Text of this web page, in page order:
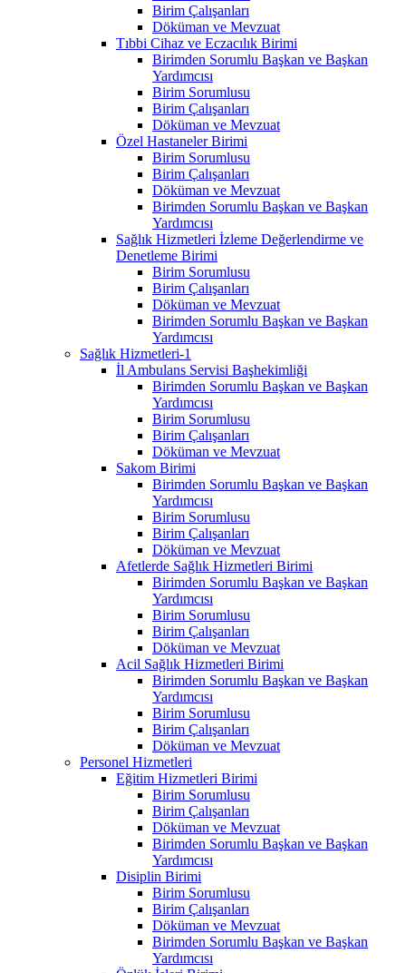
Birim Çalışanları
Döküman ve Mevzuat
Tıbbi Cihaz ve Eczacılık Birimi
Birimden Sorumlu Başkan ve Başkan
Yardımcısı
Birim Sorumlusu
Birim Çalışanları
Döküman ve Mevzuat
Özel Hastaneler Birimi
Birim Sorumlusu
Birim Çalışanları
Döküman ve Mevzuat
Birimden Sorumlu Başkan ve Başkan
Yardımcısı
Sağlık Hizmetleri İzleme Değerlendirme ve
Denetleme Birimi
Birim Sorumlusu
Birim Çalışanları
Döküman ve Mevzuat
Birimden Sorumlu Başkan ve Başkan
Yardımcısı
Sağlık Hizmetleri-1
İl Ambulans Servisi Başhekimliği
Birimden Sorumlu Başkan ve Başkan
Yardımcısı
Birim Sorumlusu
Birim Çalışanları
Döküman ve Mevzuat
Sakom Birimi
Birimden Sorumlu Başkan ve Başkan
Yardımcısı
Birim Sorumlusu
Birim Çalışanları
Döküman ve Mevzuat
Afetlerde Sağlık Hizmetleri Birimi
Birimden Sorumlu Başkan ve Başkan
Yardımcısı
Birim Sorumlusu
Birim Çalışanları
Döküman ve Mevzuat
Acil Sağlık Hizmetleri Birimi
Birimden Sorumlu Başkan ve Başkan
Yardımcısı
Birim Sorumlusu
Birim Çalışanları
Döküman ve Mevzuat
Personel Hizmetleri
Eğitim Hizmetleri Birimi
Birim Sorumlusu
Birim Çalışanları
Döküman ve Mevzuat
Birimden Sorumlu Başkan ve Başkan
Yardımcısı
Disiplin Birimi
Birim Sorumlusu
Birim Çalışanları
Döküman ve Mevzuat
Birimden Sorumlu Başkan ve Başkan
Yardımcısı